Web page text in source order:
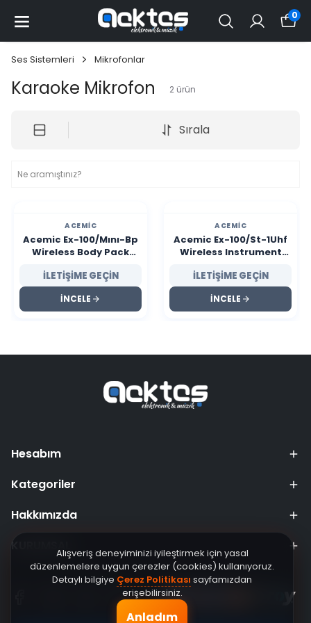
Alışveriş deneyiminizi iyileştirmek için yasal
düzenlemelere uygun çerezler (cookies) kullanıyoruz.
Detaylı bilgiye Çerez Politikası sayfamızdan
erişebilirsiniz.
Anladım
0
Ses Sistemleri Mikrofonlar
Karaoke Mikrofon 2 ürün
Sırala
ACEMIC
Acemic Ex-100/Mını-Bp
Wireless Body Pack
İLETİŞİME GEÇİN
İNCELE
ACEMIC
Acemic Ex-100/St-1Uhf
Wireless Instrument
İLETİŞİME GEÇİN
İNCELE
Hesabım
Kategoriler
Hakkımızda
KURUMSAL